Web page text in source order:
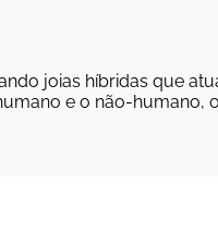
joias híbridas que
e o não-humano,